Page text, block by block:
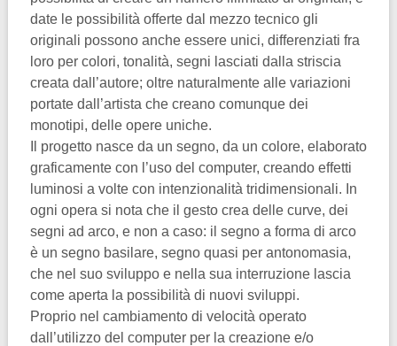
date le possibilità offerte dal mezzo tecnico gli
originali possono anche essere unici, differenziati fra
loro per colori, tonalità, segni lasciati dalla striscia
creata dall’autore; oltre naturalmente alle variazioni
portate dall’artista che creano comunque dei
monotipi, delle opere uniche.
Il progetto nasce da un segno, da un colore, elaborato
graficamente con l’uso del computer, creando effetti
luminosi a volte con intenzionalità tridimensionali. In
ogni opera si nota che il gesto crea delle curve, dei
segni ad arco, e non a caso: il segno a forma di arco
è un segno basilare, segno quasi per antonomasia,
che nel suo sviluppo e nella sua interruzione lascia
come aperta la possibilità di nuovi sviluppi.
Proprio nel cambiamento di velocità operato
dall’utilizzo del computer per la creazione e/o